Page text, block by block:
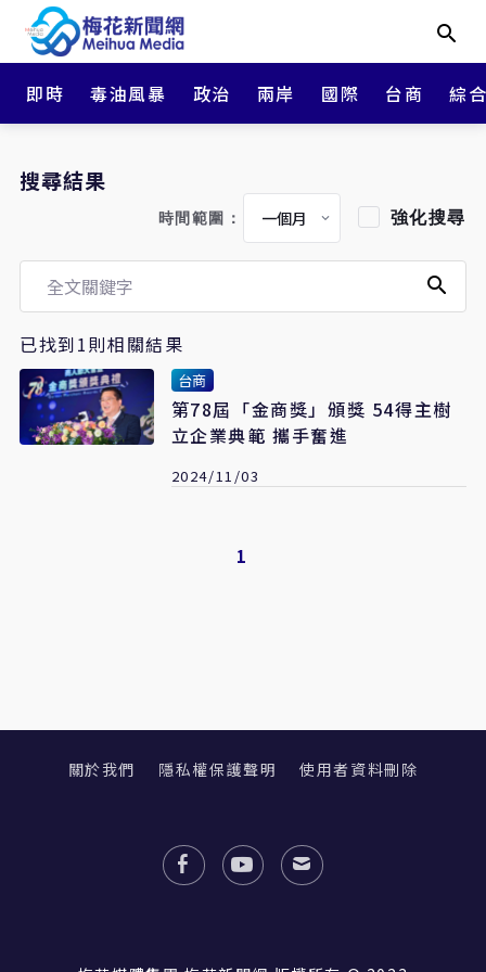
即時 毒油風暴 政治 兩岸 國際 台商 綜
搜尋結果
時間範圍： 強化搜尋
已找到1則相關結果
台商
第78屆「金商獎」頒獎 54得主樹
立企業典範 攜手奮進
2024/11/03
1
關於我們 隱私權保護聲明 使用者資料刪除